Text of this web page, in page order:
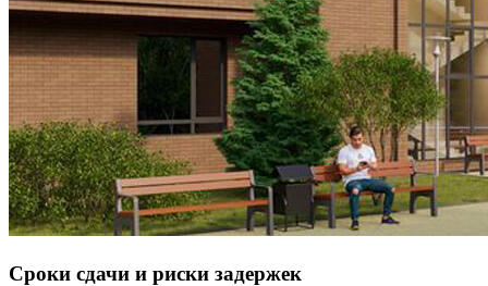
Сроки сдачи и риски задержек